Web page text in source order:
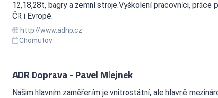
12,18,28t, bagry a zemní stroje.Vyškolení pracovníci, práce
ČR i Evropě.
http://www.adhp.cz
Chomutov
ADR Doprava - Pavel Mlejnek
Našim hlavním zaměřením je vnitrostátní, ale hlavně